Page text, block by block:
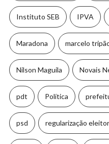
Instituto SEB IPVA
Maradona marcelo
Nilson Maguila Novais
pdt Política
psd regularização